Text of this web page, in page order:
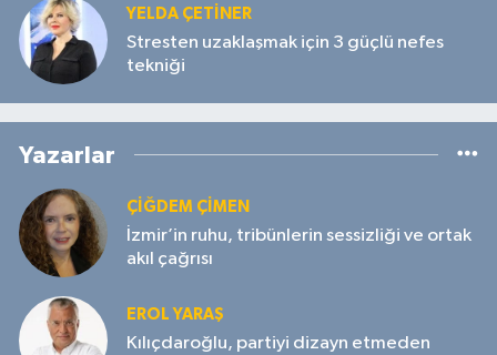
YELDA ÇETİNER
Stresten uzaklaşmak için 3 güçlü nefes
tekniği
Yazarlar
ÇIĞDEM ÇIMEN
İzmir’in ruhu, tribünlerin sessizliği ve ortak
akıl çağrısı
EROL YARAŞ
Kılıçdaroğlu, partiyi dizayn etmeden